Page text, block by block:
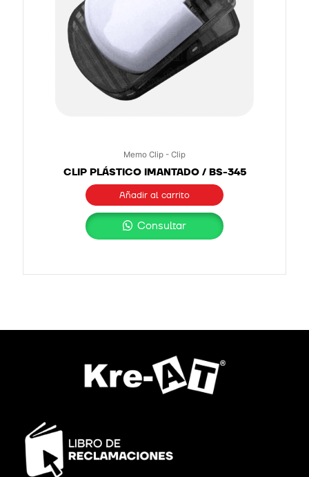
Memo Clip - Clip
CLIP PLÁSTICO IMANTADO / BS-345
Añadir al carrito
Consultar